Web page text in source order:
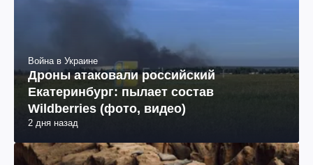
Война в Украине
Дроны атаковали российский
Екатеринбург: пылает состав
Wildberries (фото, видео)
2 дня назад